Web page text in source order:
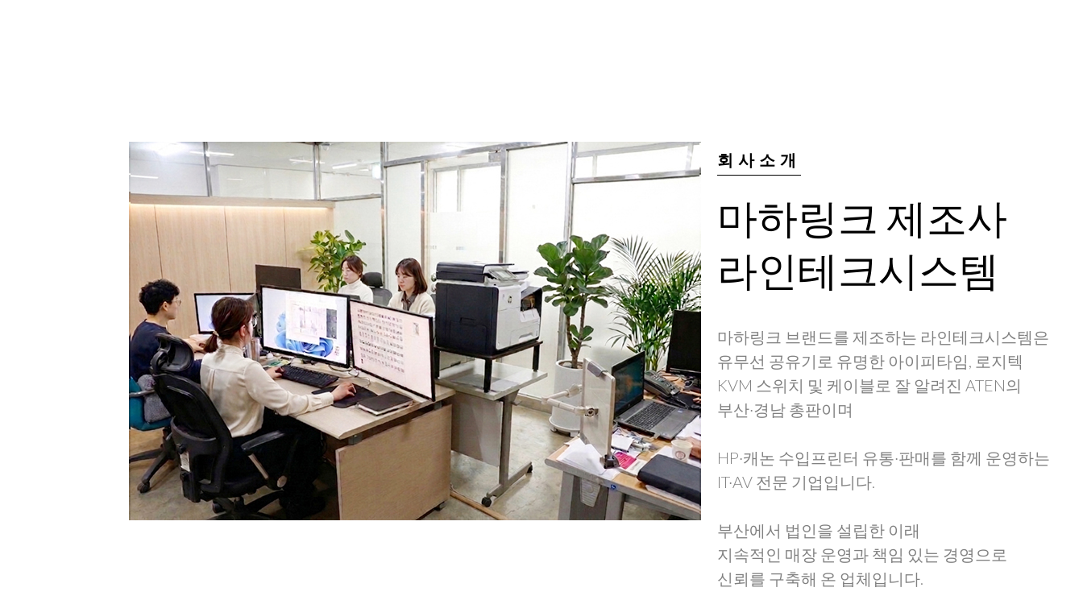
회사소개
마하링크 제조사
라인테크시스템
마하링크 브랜드를 제조하는 라인테크시스템은
유무선 공유기로 유명한 아이피타임, 로지텍
KVM 스위치 및 케이블로 잘 알려진 ATEN의
부산·경남 총판이며
HP·캐논 수입프린터 유통·판매를 함께 운영하는
IT·AV 전문 기업입니다.
부산에서 법인을 설립한 이래
지속적인 매장 운영과 책임 있는 경영으로
신뢰를 구축해 온 업체입니다.